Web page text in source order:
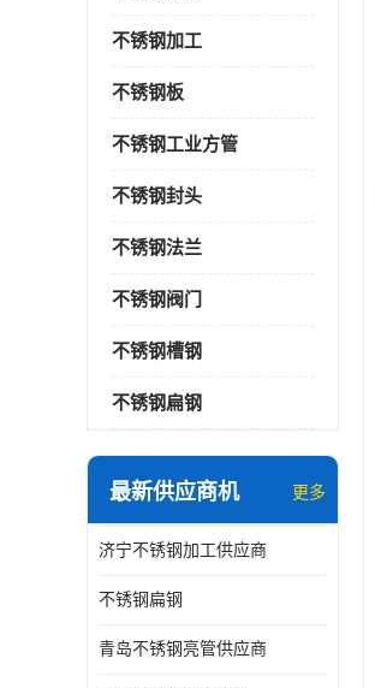
不锈钢加工
不锈钢板
不锈钢工业方管
不锈钢封头
不锈钢法兰
不锈钢阀门
不锈钢槽钢
不锈钢扁钢
最新供应商机 更多
济宁不锈钢加工供应商
不锈钢扁钢
青岛不锈钢亮管供应商